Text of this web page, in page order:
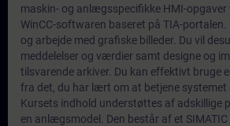
maskin- og anlægsspecifikke HMI-opgaver
WinCC-softwaren baseret på TIA-
og arbejde med grafiske billeder. Du vil
meddelelser og værdier samt designe og
tilsvarende arkiver. Du kan effektivt bruge
fra det, du har lært om at betjene systemet
Kursets indhold understøttes af adskillige
en anlægsmodel. Den består af et SIMATIC